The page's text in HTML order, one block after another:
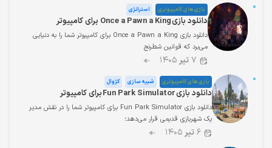
بازی های کامپیوتری استراتژی
دانلود بازی Once a Pawn a King برای کامپیوتر
دانلود بازی Once a Pawn a King برای کامپیوتر شما را به دنیایی
می‌برد که قوانین شطرنج
۷ تیر ۱۴۰۵
بازی های کامپیوتری شبیه سازی کژوال
دانلود بازی Fun Park Simulator برای کامپیوتر
دانلود بازی Fun Park Simulator برای کامپیوتر شما را در نقش مدیر
یک شهربازی قدیمی قرار می‌دهد؛
۶تیر۱۴۰۵